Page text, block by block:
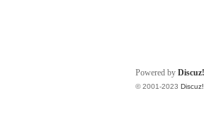
Powered by Discuz!
© 2001-2023 Discuz!